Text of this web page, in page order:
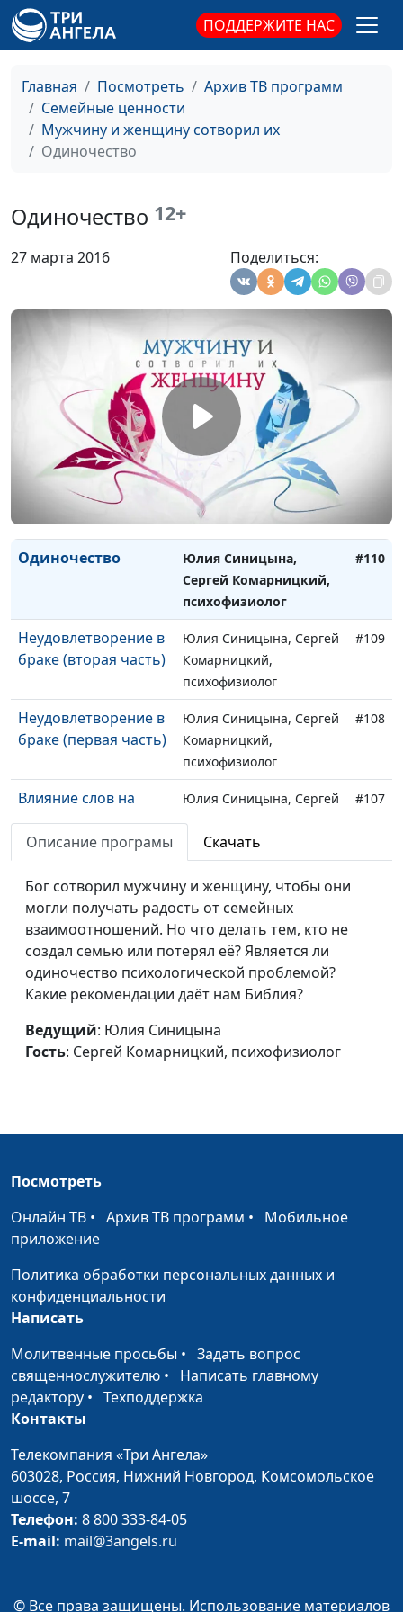
ПОДДЕРЖИТЕ НАС
Главная Посмотреть
Архив ТВ программ
Семейные ценности
Мужчину и женщину сотворил их
Одиночество
Одиночество 12+
27 марта 2016 Поделиться:
(первая часть)
психолог
Мужчина и
женщина: как
понимать друг
друга?
Александр Сахаров,
Алена Левченко,
психолог
#116
Как понять
Алена Левченко,
психолог
Мужчина и
женщина: реакция
Александр Сахаров,
Алена Левченко,
психолог
Самоощущение
женщин
Александр Сахаров,
Алена Левченко,
психолог
#112
Внутренний мир
мужчины
Александр Сахаров,
Алена Левченко,
психолог
Одиночество
Юлия Синицына,
Сергей Комарницкий,
психофизиолог
#110
Неудовлетворение в
браке (вторая часть)
Юлия Синицына, Сергей
Комарницкий,
психофизиолог
#109
Неудовлетворение в
браке (первая часть)
Юлия Синицына, Сергей
Комарницкий,
психофизиолог
#108
Влияние слов на
отношения
Юлия Синицына, Сергей
Комарницкий,
психофизиолог
#107
Прощение близкого
человека (вторая
Юлия Синицына, Сергей
Комарницкий,
Прощение близкого
человека (первая
часть)
Юлия Синицына, Сергей
Комарницкий,
психофизиолог
Основа любви
Юлия Синицына, Сергей
Комарницкий,
измену?
Комарницкий,
Комарницкий,
Как сохранить брак?
Юлия Синицына, Сергей
Отношения с
родителями
Юлия Синицына, Сергей
Комарницкий,
психофизиолог
семье
Комарницкий,
психофизиолог
Обсуждение
проблем в браке с
Юлия Синицына, Сергей
Счастье в
Юлия Синицына, Сергей
Описание програмы Скачать
Бог сотворил мужчину и женщину, чтобы они
могли получать радость от семейных
взаимоотношений. Но что делать тем, кто не
создал семью или потерял её? Является ли
одиночество психологической проблемой?
Какие рекомендации даёт нам Библия?
Ведущий: Юлия Синицына
Гость: Сергей Комарницкий, психофизиолог
Посмотреть
Онлайн ТВ • Архив ТВ программ • Мобильное
приложение
Политика обработки персональных данных и
конфиденциальности
Написать
Молитвенные просьбы • Задать вопрос
священнослужителю • Написать главному
редактору • Техподдержка
Контакты
Телекомпания «Три Ангела»
603028, Россия, Нижний Новгород, Комсомольское
шоссе, 7
Телефон: 8 800 333-84-05
E-mail: mail@3angels.ru
© Все права защищены. Использование материалов